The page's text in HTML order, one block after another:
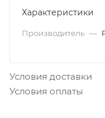
Характеристики
Производитель —
Условия доставки
Условия оплаты